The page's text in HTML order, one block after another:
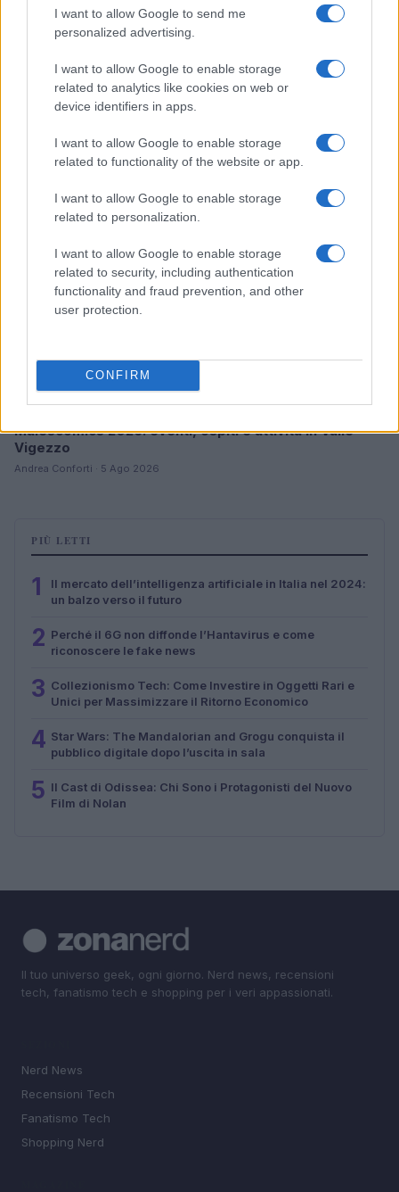
I want to allow Google to send me
personalized advertising.
I want to allow Google to enable storage
related to analytics like cookies on web or
device identifiers in apps.
I want to allow Google to enable storage
related to functionality of the website or app.
I want to allow Google to enable storage
related to personalization.
I want to allow Google to enable storage
related to security, including authentication
functionality and fraud prevention, and other
user protection.
CONFIRM
Boom del settore tech italiano: 652 milioni in venture
Andrea Conforti · 6 Ago 2026
Malescomics 2026: eventi, ospiti e attività in Valle
Vigezzo
Andrea Conforti · 5 Ago 2026
PIÙ LETTI
1
Il mercato dell’intelligenza artificiale in Italia nel 2024:
un balzo verso il futuro
2 Perché il 6G non diffonde l’Hantavirus e come
riconoscere le fake news
3 Collezionismo Tech: Come Investire in Oggetti Rari e
Unici per Massimizzare il Ritorno Economico
4 Star Wars: The Mandalorian and Grogu conquista il
pubblico digitale dopo l’uscita in sala
5 Il Cast di Odissea: Chi Sono i Protagonisti del Nuovo
Film di Nolan
Il tuo universo geek, ogni giorno. Nerd news, recensioni
tech, fanatismo tech e shopping per i veri appassionati.
Nerd News
Recensioni Tech
Fanatismo Tech
Shopping Nerd